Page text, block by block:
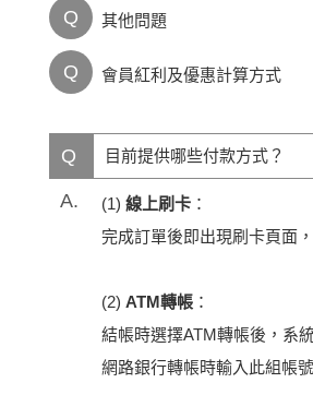
Q 其他問題
Q 會員紅利及優惠計算方式
Q 目前提供哪些付款方式？
A. (1) 線上刷卡 ：
完成訂單後即出現刷卡頁面
(2) ATM轉帳 ：
結帳時選擇ATM轉帳後，系
網路銀行轉帳時輸入此組帳